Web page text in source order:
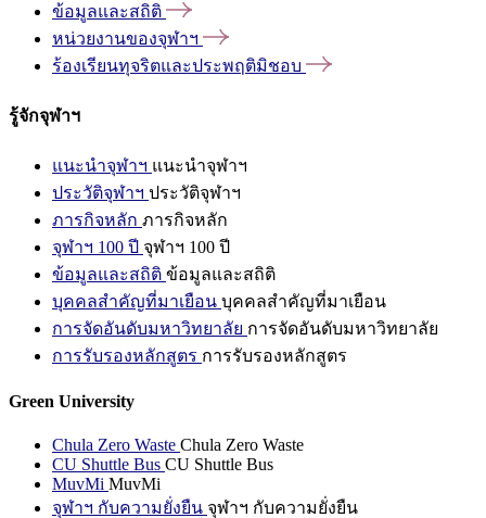
ข้อมูลและสถิติ
หน่วยงานของจุฬาฯ
ร้องเรียนทุจริตและประพฤติมิชอบ
รู้จักจุฬาฯ
แนะนำจุฬาฯ แนะนำจุฬาฯ
ประวัติจุฬาฯ ประวัติจุฬาฯ
ภารกิจหลัก ภารกิจหลัก
จุฬาฯ 100 ปี จุฬาฯ 100 ปี
ข้อมูลและสถิติ ข้อมูลและสถิติ
บุคคลสำคัญที่มาเยือน บุคคลสำคัญที่มาเยือน
การจัดอันดับมหาวิทยาลัย การจัดอันดับมหาวิทยาลัย
การรับรองหลักสูตร การรับรองหลักสูตร
Green University
Chula Zero Waste Chula Zero Waste
CU Shuttle Bus CU Shuttle Bus
MuvMi MuvMi
จุฬาฯ กับความยั่งยืน จุฬาฯ กับความยั่งยืน